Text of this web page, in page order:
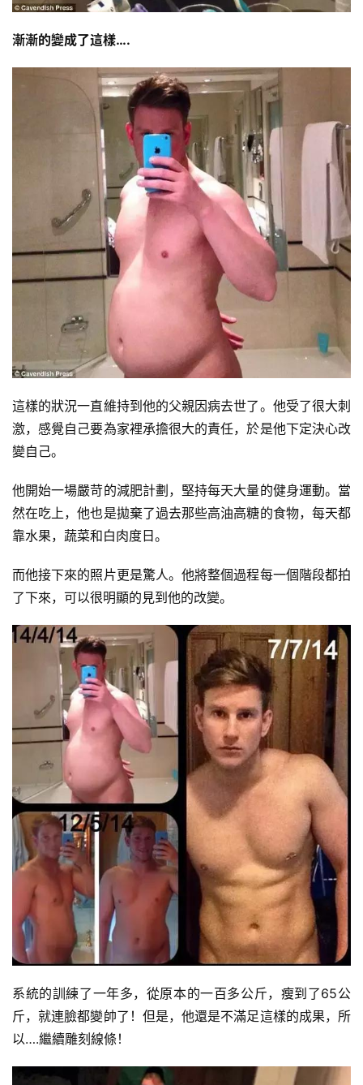
漸漸的變成了這樣….
這樣的狀況一直維持到他的父親因病去世了。他受了很大刺
激，感覺自己要為家裡承擔很大的責任，於是他下定決心改
變自己。
他開始一場嚴苛的減肥計劃，堅持每天大量的健身運動。當
然在吃上，他也是拋棄了過去那些高油高糖的食物，每天都
靠水果，蔬菜和白肉度日。
而他接下來的照片更是驚人。他將整個過程每一個階段都拍
了下來，可以很明顯的見到他的改變。
系統的訓練了一年多，從原本的一百多公斤，瘦到了65公
斤，就連臉都變帥了！但是，他還是不滿足這樣的成果，所
以….繼續雕刻線條！